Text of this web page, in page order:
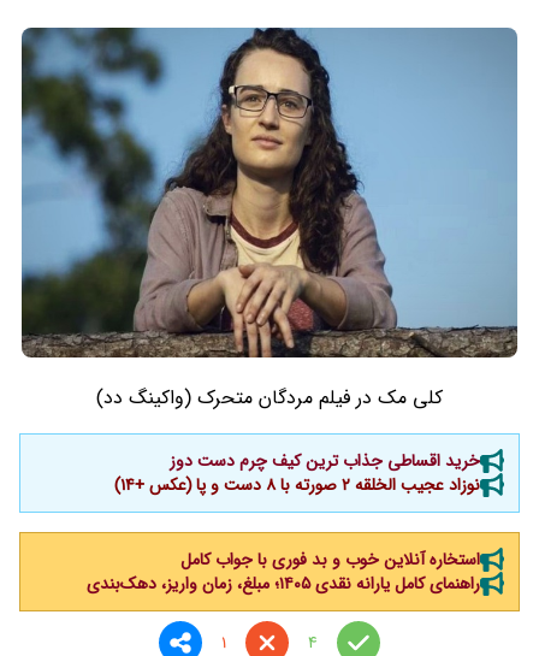
کلی مک در فیلم مردگان متحرک (واکینگ دد)
خرید اقساطی جذاب ترین کیف چرم دست دوز
نوزاد عجیب الخلقه 2 صورته با 8 دست و پا (عکس +14)
استخاره آنلاین خوب و بد فوری با جواب کامل
راهنمای کامل یارانه نقدی ۱۴۰۵؛ مبلغ، زمان واریز، دهک‌بندی
4
1